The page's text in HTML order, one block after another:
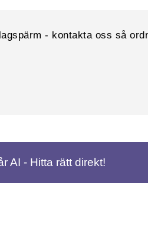
- kontakta oss så
AI - Hitta rätt direkt!